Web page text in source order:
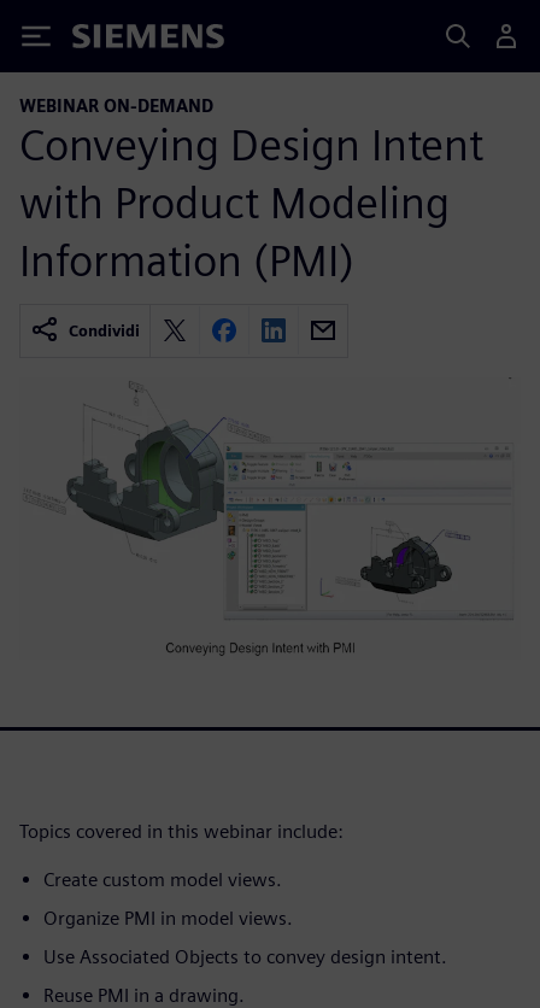
Siemens
WEBINAR ON-DEMAND
Conveying Design Intent
with Product Modeling
Information (PMI)
Condividi
Topics covered in this webinar include:
Create custom model views.
Organize PMI in model views.
Use Associated Objects to convey design intent.
Reuse PMI in a drawing.